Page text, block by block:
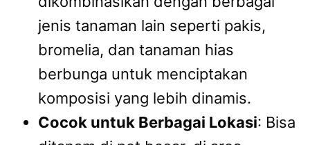
jenis tanaman lain seperti pakis,
bromelia, dan tanaman hias
berbunga untuk menciptakan
komposisi yang lebih dinamis.
Cocok untuk Berbagai Lokasi: Bisa